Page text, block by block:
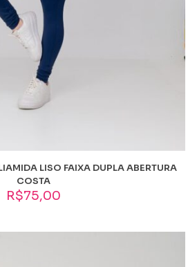
LISO FAIXA DUPLA ABERTURA
COSTA
R$75,00